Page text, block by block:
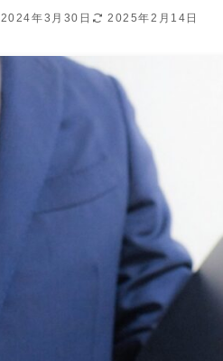
2024年3月30日 2025年2月14日